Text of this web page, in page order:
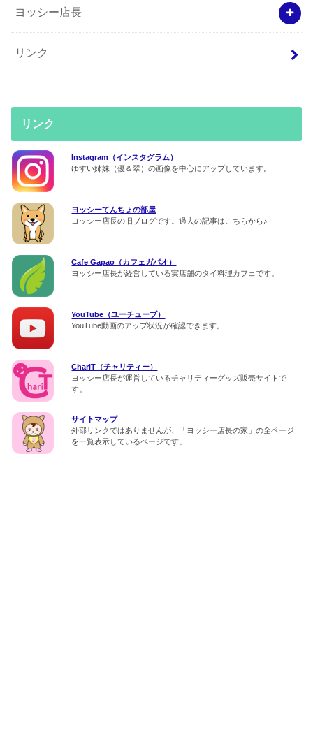
ヨッシー店長
リンク
リンク
Instagram（インスタグラム）
ゆすい姉妹（優＆翠）の画像を中心にアップしています。
ヨッシーてんちょの部屋
ヨッシー店長の旧ブログです。過去の記事はこちらから♪
Cafe Gapao（カフェガパオ）
ヨッシー店長が経営している実店舗のタイ料理カフェです。
YouTube（ユーチューブ）
YouTube動画のアップ状況が確認できます。
ChariT（チャリティー）
ヨッシー店長が運営しているチャリティーグッズ販売サイトで
す。
サイトマップ
外部リンクではありませんが、「ヨッシー店長の家」の全ページ
を一覧表示しているページです。